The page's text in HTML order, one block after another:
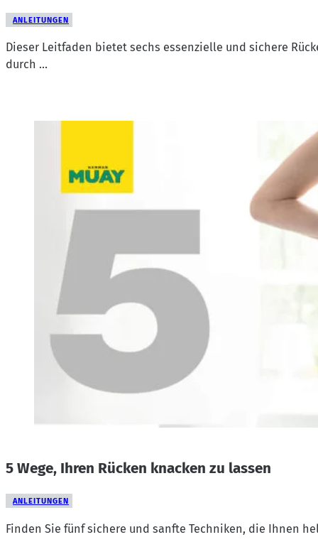
ANLEITUNGEN
Dieser Leitfaden bietet sechs essenzielle und sichere
durch …
5 Wege, Ihren Rücken knacken zu lassen
ANLEITUNGEN
Finden Sie fünf sichere und sanfte Techniken, die Ihnen